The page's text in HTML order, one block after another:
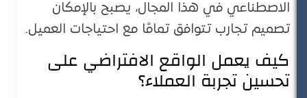
الاصطناعي في هذا المجال، يصبح بالإمكان
تصميم تجارب تتوافق تمامًا مع احتياجات العميل.
كيف يعمل الواقع الافتراضي على
تحسين تجربة العملاء؟